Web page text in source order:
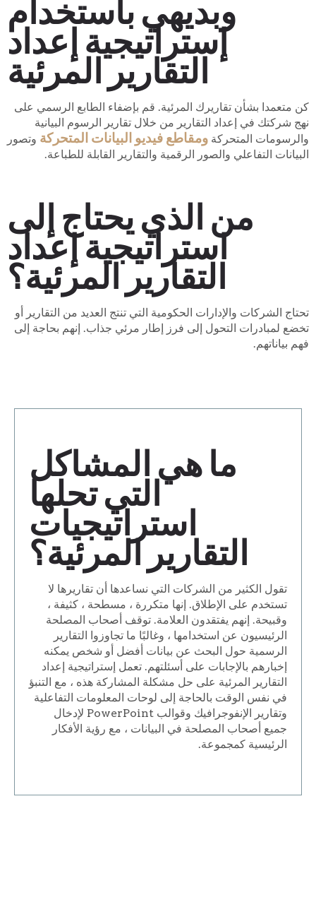
وبديهي باستخدام
إستراتيجية إعداد
التقارير المرئية
كن متعمدا بشأن تقاريرك المرئية. قم بإضفاء الطابع الرسمي على
نهج شركتك في إعداد التقارير من خلال تقارير الرسوم البيانية
والرسومات المتحركة ومقاطع فيديو البيانات المتحركة وتصور
البيانات التفاعلي والصور الرقمية والتقارير القابلة للطباعة.
من الذي يحتاج إلى
استراتيجية إعداد
التقارير المرئية؟
تحتاج الشركات والإدارات الحكومية التي تنتج العديد من التقارير أو
تخضع لمبادرات التحول إلى فرز إطار مرئي جذاب. إنهم بحاجة إلى
فهم بياناتهم.
ما هي المشاكل
التي تحلها
استراتيجيات
التقارير المرئية؟
تقول الكثير من الشركات التي نساعدها أن تقاريرها لا
تستخدم على الإطلاق. إنها متكررة ، مسطحة ، كثيفة ،
وقبيحة. إنهم يفتقدون العلامة. توقف أصحاب المصلحة
الرئيسيون عن استخدامها ، وغالبًا ما تجاوزوا التقارير
الرسمية حول البحث عن بيانات أفضل أو شخص يمكنه
إخبارهم بالإجابات على أسئلتهم. تعمل إستراتيجية إعداد
التقارير المرئية على حل مشكلة المشاركة هذه ، مع التنبؤ
في نفس الوقت بالحاجة إلى لوحات المعلومات التفاعلية
وتقارير الإنفوجرافيك وقوالب PowerPoint لإدخال
جميع أصحاب المصلحة في البيانات ، مع رؤية الأفكار
الرئيسية كمجموعة.